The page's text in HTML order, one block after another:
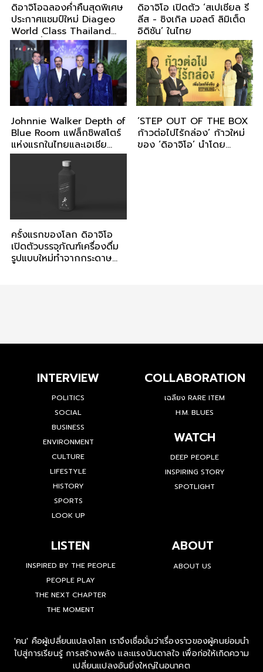
ดิอาจิโอฉลองค่ำคืนสุดพิเศษ
ประกาศแชมป์ใหม่ Diageo
World Class Thailand
2025 ขึ้นแท่นสุดยอดบาร์เท
นเดอร์ ตัวแทนประเทศไทย
ร่วมแข่งขันในเวทีโลกที่
แคนาดา
ดิอาจิโอ เปิดตัว ‘สเปเชียล รี
ลีส - ซิงเกิล มอลต์ ลิมิเต็ด
อิดิชัน’ ในไทย
Johnnie Walker Depth of
Blue Room แฟล็กชิพสโตร์
แห่งแรกในไทยและเอเชีย
ตะวันออกเฉียงใต้
‘STEP OUT OF THE BOX
ก้าวต่อไปไร้กล่อง’ ก้าวใหม่
ของ ‘ดิอาจิโอ’ นำโดย
ครั้งแรกของโลก ดิอาจิโอ
เปิดตัวบรรจุภัณฑ์เครื่องดื่ม
รูปแบบใหม่ทำจากกระดาษ
INTERVIEW
POLITICS
SOCIAL
BUSINESS
ENVIRONMENT
CULTURE
LIFESTYLE
HISTORY
SPORTS
LOOK UP
COLLABORATION
เฉลียง RARE ITEM
H.M. BLUES
WATCH
DEEP PEOPLE
INSPIRING STORY
SPOTLIGHT
LISTEN
INSPIRED BY THE PEOPLE
PEOPLE PLAY
THE NEXT CHAPTER
THE MOMENT
ABOUT
ABOUT US
'คน' คือผู้เปลี่ยนแปลงโลก เราจึงเชื่อมั่นว่าเรื่องราวของผู้คนย่อมนำ
ไปสู่การเรียนรู้ การสร้างพลัง และแรงบันดาลใจ เพื่อก่อให้เกิดความ
เปลี่ยนแปลงอันยิ่งใหญ่ในอนาคต